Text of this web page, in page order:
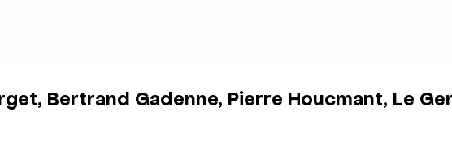
Bertrand Gadenne, Pierre Houcmant, Le